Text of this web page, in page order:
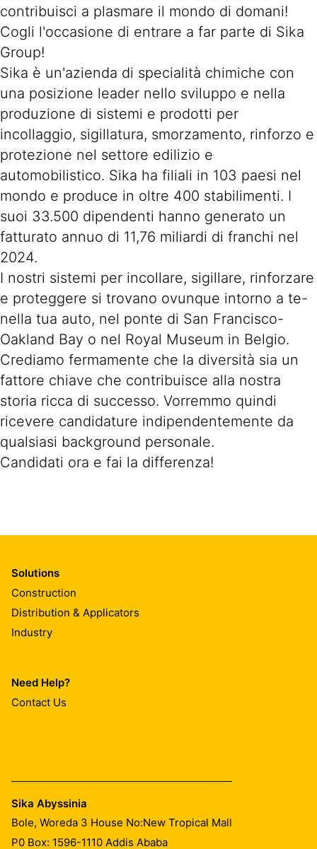
contribuisci a plasmare il mondo di domani!
Cogli l'occasione di entrare a far parte di Sika
Group!
Sika è un'azienda di specialità chimiche con
una posizione leader nello sviluppo e nella
produzione di sistemi e prodotti per
incollaggio, sigillatura, smorzamento, rinforzo e
protezione nel settore edilizio e
automobilistico. Sika ha filiali in 103 paesi nel
mondo e produce in oltre 400 stabilimenti. I
suoi 33.500 dipendenti hanno generato un
fatturato annuo di 11,76 miliardi di franchi nel
2024.
I nostri sistemi per incollare, sigillare, rinforzare
e proteggere si trovano ovunque intorno a te-
nella tua auto, nel ponte di San Francisco-
Oakland Bay o nel Royal Museum in Belgio.
Crediamo fermamente che la diversità sia un
fattore chiave che contribuisce alla nostra
storia ricca di successo. Vorremmo quindi
ricevere candidature indipendentemente da
qualsiasi background personale.
Candidati ora e fai la differenza!
Solutions
Construction
Distribution & Applicators
Industry
Need Help?
Contact Us
Sika Abyssinia
Bole, Woreda 3 House No:New Tropical Mall
P0 Box: 1596-1110 Addis Ababa